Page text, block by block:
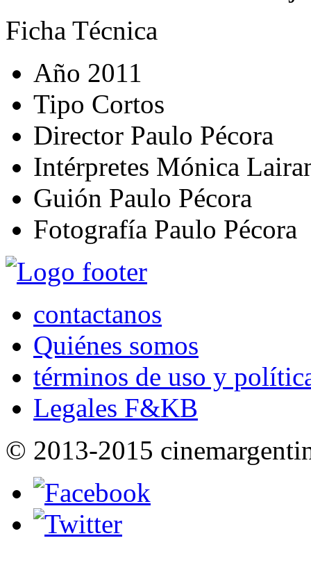
Ficha Técnica
Año 2011
Tipo Cortos
Director Paulo Pécora
Intérpretes Mónica
Guión Paulo Pécora
Fotografía Paulo Pécora
contactanos
Quiénes somos
términos de uso y
Legales F&KB
© 2013-2015